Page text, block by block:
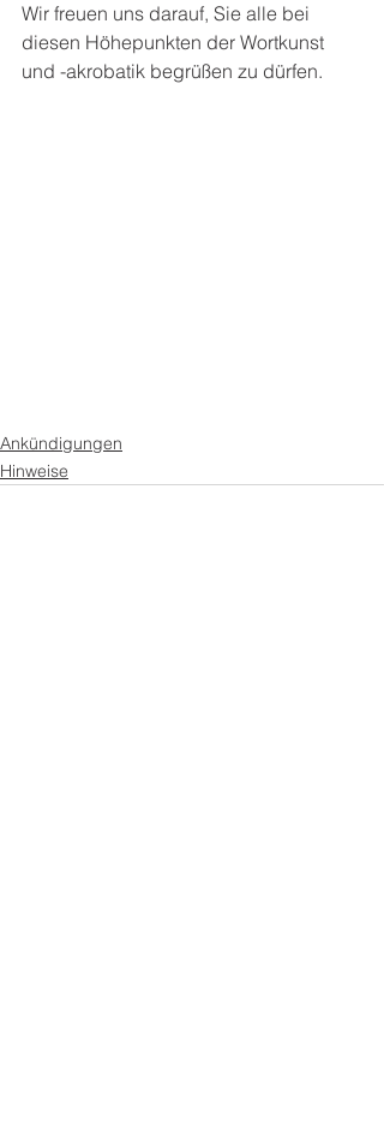
Wir freuen uns darauf, Sie alle bei
diesen Höhepunkten der Wortkunst
und -akrobatik begrüßen zu dürfen.
Ankündigungen
Hinweise